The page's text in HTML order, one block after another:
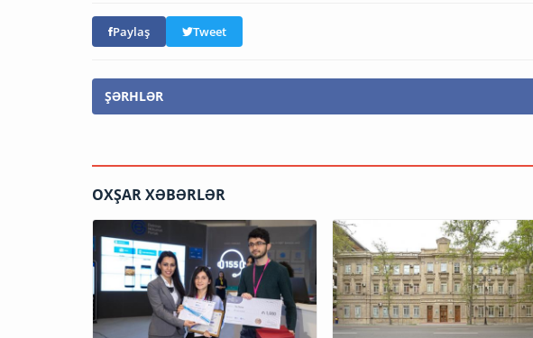
Paylaş Tweet
ŞƏRHLƏR
OXŞAR XƏBƏRLƏR